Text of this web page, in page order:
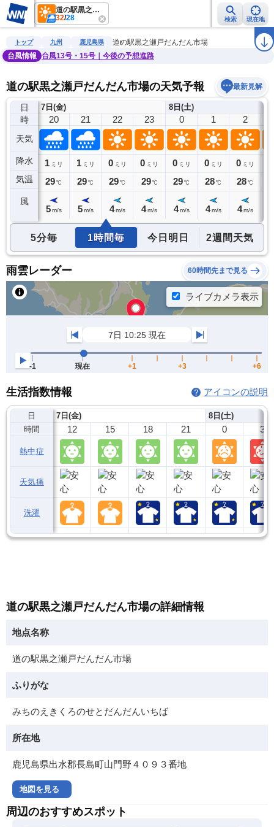
道の駅黒之瀬戸だんだん市場
32/28 検索 現在地
雨雲レーダー 台風情報 地震情報 警報・注意報 ラ
トップ 九州 鹿児島県
道の駅黒之瀬戸だんだん市場
台風情報
台風13号・15号｜今後の予想進路
道の駅黒之瀬戸だんだん市場の天気予報 最新見解
日
時
天気
降水
気温
風
7日(金)
19
0ミリ
30℃
20
1 ミリ
29℃
5 m/s
21
1 ミリ
29℃
5 m/s
22
0 ミリ
29℃
4 m/s
23
0 ミリ
29 ℃
4m/s
8日(土)
0
0 ミリ
29℃
4 m/s
1
0 ミリ
28℃
4 m/s
2
0 ミリ
28℃
4 m/s
5分毎 1時間毎 今日明日 2週間天気
雨雲レーダー 60時間先まで見る
生活指数情報 アイコンの説明
日
時間
熱中症
天気痛
洗濯
7日(金)
12 15 18 21
8日(土)
0 3
道の駅黒之瀬戸だんだん市場の詳細情報
地点名称
道の駅黒之瀬戸だんだん市場
ふりがな
みちのえきくろのせとだんだんいちば
所在地
鹿児島県出水郡長島町山門野４０９３番地
地図を見る
周辺のおすすめスポット